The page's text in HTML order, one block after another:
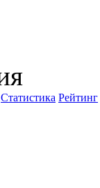
Статистика Рейтинг